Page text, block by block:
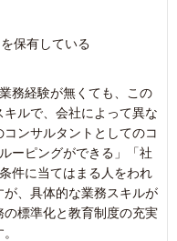
保有している
務経験が無くても、この
ルで、会社によって異な
ンサルタントとしてのコ
ーピングができる」「社
件に当てはまる人をわれ
、具体的な業務スキルが
標準化と教育制度の充実